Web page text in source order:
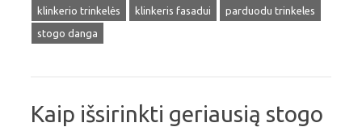
klinkerio trinkelės
klinkeris fasadui
parduodu trinkeles
stogo danga
Kaip išsirinkti geriausią stogo